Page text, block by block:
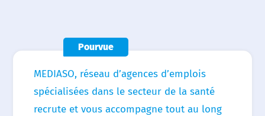
Nos offres d’emploi
Contact
Pourvue
MEDIASO, réseau d’agences d’emplois
spécialisées dans le secteur de la santé
recrute et vous accompagne tout au long